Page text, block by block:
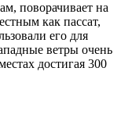
поворачивает на
как пассат,
его для
ветры очень
достигая 300